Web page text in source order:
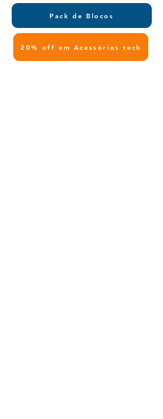
Pack de Blocos
20% off em Acessórios tech